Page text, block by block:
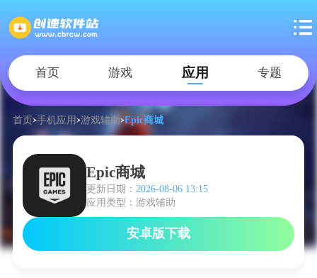
首页 游戏 应用 专题
首页 手机应用 游戏辅助 Epic商城
Epic商城
更新日期： 2026-08-06 13:15
应用类型：游戏辅助
安卓版下载